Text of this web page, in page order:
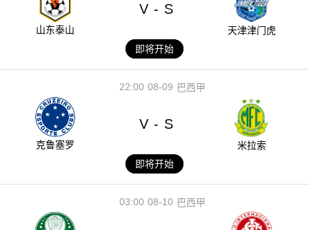
山东泰山
V - S
天津津门虎
即将开始
08-09
22:00 巴西甲
克鲁塞罗
V - S
米拉索
即将开始
08-10
03:00 巴西甲